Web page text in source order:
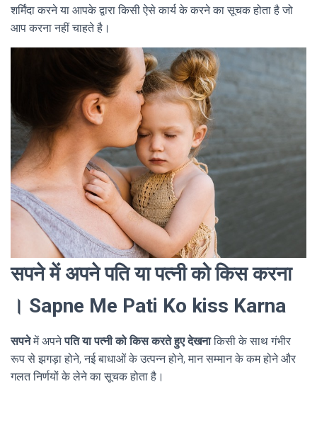
शर्मिंदा करने या आपके द्वारा किसी ऐसे कार्य के करने का सूचक होता है जो
आप करना नहीं चाहते है।
सपने में अपने पति या पत्नी को किस करना
। Sapne Me Pati Ko kiss Karna
सपनेमें अपनेपति या पत्नी को किस करते हुए देखनाकिसी के साथ गंभीर
रूप से झगड़ा होने, नई बाधाओं के उत्पन्न होने, मान सम्मान के कम होने और
गलत निर्णयों के लेने का सूचक होता है।